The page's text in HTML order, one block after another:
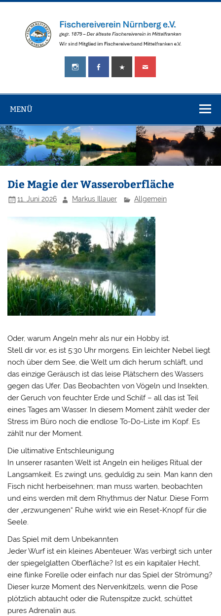
Zum
Nürnberg
Fischereiverein
Mittelfranken!
MENÜ
Die Magie der Wasseroberfläche
11. Juni 2026 Markus Illauer Allgemein
Oder, warum Angeln mehr als nur ein Hobby ist.
Stell dir vor, es ist 5:30 Uhr morgens. Ein leichter Nebel liegt
noch über dem See, die Welt um dich herum schläft, und
das einzige Geräusch ist das leise Plätschern des Wassers
gegen das Ufer. Das Beobachten von Vögeln und Insekten,
der Geruch von feuchter Erde und Schilf – all das ist Teil
eines Tages am Wasser. In diesem Moment zählt weder der
Stress im Büro noch die endlose To-Do-Liste im Kopf. Es
zählt nur der Moment.
Die ultimative Entschleunigung
In unserer rasanten Welt ist Angeln ein heiliges Ritual der
Langsamkeit. Es zwingt uns, geduldig zu sein. Man kann den
Fisch nicht herbeisehnen; man muss warten, beobachten
und eins werden mit dem Rhythmus der Natur. Diese Form
der „erzwungenen“ Ruhe wirkt wie ein Reset-Knopf für die
Seele.
Das Spiel mit dem Unbekannten
Jeder Wurf ist ein kleines Abenteuer. Was verbirgt sich unter
der spiegelglatten Oberfläche? Ist es ein kapitaler Hecht,
eine flinke Forelle oder einfach nur das Spiel der Strömung?
Dieser kurze Moment des Nervenkitzels, wenn die Pose
plötzlich abtaucht oder die Rutenspitze zuckt, schüttet
pures Adrenalin aus.